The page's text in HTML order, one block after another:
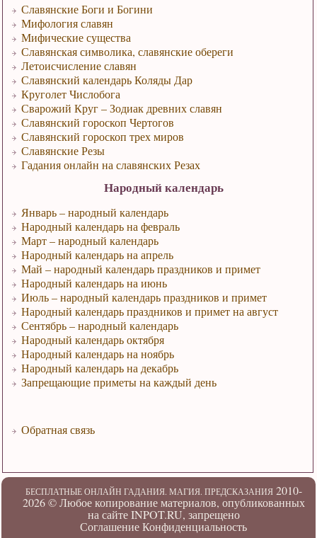
Славянские Боги и Богини
Мифология славян
Мифические существа
Славянская символика, славянские обереги
Летоисчисление славян
Славянский календарь Коляды Дар
Круголет Числобога
Сварожий Круг – Зодиак древних славян
Славянский гороскоп Чертогов
Славянский гороскоп трех миров
Славянские Резы
Гадания онлайн на славянских Резах
Народный календарь
Январь – народный календарь
Народный календарь на февраль
Март – народный календарь
Народный календарь на апрель
Май – народный календарь праздников и примет
Народный календарь на июнь
Июль – народный календарь праздников и примет
Народный календарь праздников и примет на август
Сентябрь – народный календарь
Народный календарь октября
Народный календарь на ноябрь
Народный календарь на декабрь
Запрещающие приметы на каждый день
Обратная связь
БЕСПЛАТНЫЕ ОНЛАЙН ГАДАНИЯ. МАГИЯ. ПРЕДСКАЗАНИЯ2010-
2026 ©Любое копирование материалов, опубликованных
на сайте INPOT.RU, запрещено
Соглашение Конфиденциальность